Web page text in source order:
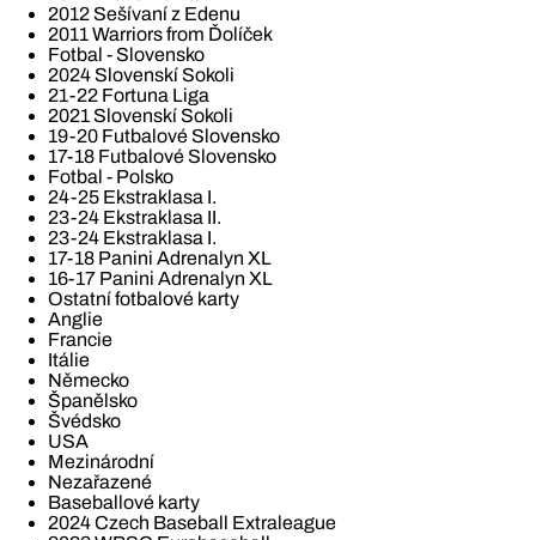
2012 Sešívaní z Edenu
2011 Warriors from Ďolíček
Fotbal - Slovensko
2024 Slovenskí Sokoli
21-22 Fortuna Liga
2021 Slovenskí Sokoli
19-20 Futbalové Slovensko
17-18 Futbalové Slovensko
Fotbal - Polsko
24-25 Ekstraklasa I.
23-24 Ekstraklasa II.
23-24 Ekstraklasa I.
17-18 Panini Adrenalyn XL
16-17 Panini Adrenalyn XL
Ostatní fotbalové karty
Anglie
Francie
Itálie
Německo
Španělsko
Švédsko
USA
Mezinárodní
Nezařazené
Baseballové karty
2024 Czech Baseball Extraleague